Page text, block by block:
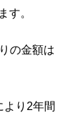
す。
の金額は
より2年間